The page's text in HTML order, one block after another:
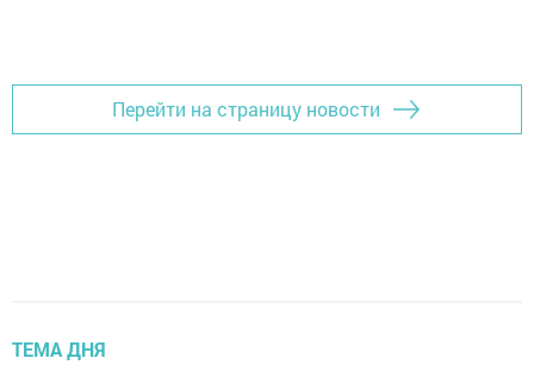
Перейти на страницу новости
ТЕМА ДНЯ